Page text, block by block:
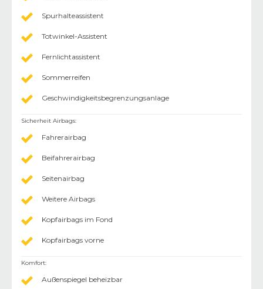
Spurhalteassistent
Totwinkel-Assistent
Fernlichtassistent
Sommerreifen
Geschwindigkeitsbegrenzungsanlage
Sicherheit Airbags:
Fahrerairbag
Beifahrerairbag
Seitenairbag
Weitere Airbags
Kopfairbags im Fond
Kopfairbags vorne
Komfort:
Außenspiegel beheizbar